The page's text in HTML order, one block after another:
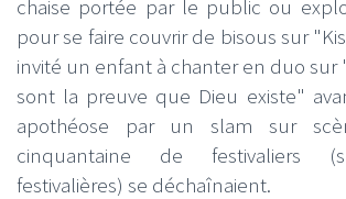
chaise portée par le public ou
pour se faire couvrir de bisous sur
invité un enfant à chanter en duo sur
sont la preuve que Dieu existe"
apothéose par un slam sur
cinquantaine de festivaliers
festivalières) se déchaînaient.